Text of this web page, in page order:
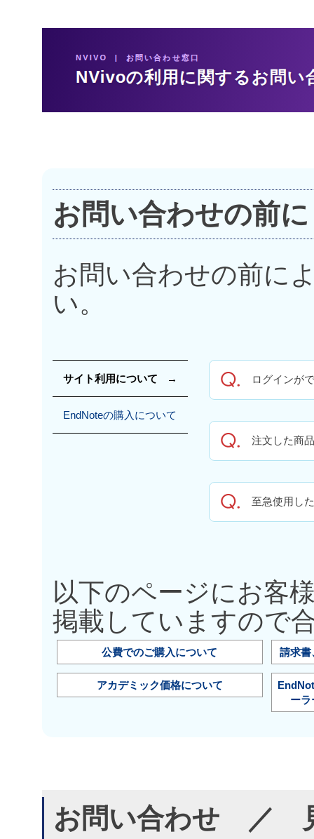
お問い合わせの前に
お問い合わせの前に
い。
サイト利用について
EndNoteの購入について
ログインが
注文した商
至急使用し
以下のページにお客
掲載していますので
公費でのご購入について 請求書
アカデミック価格について
ー
お問い合わせ ／